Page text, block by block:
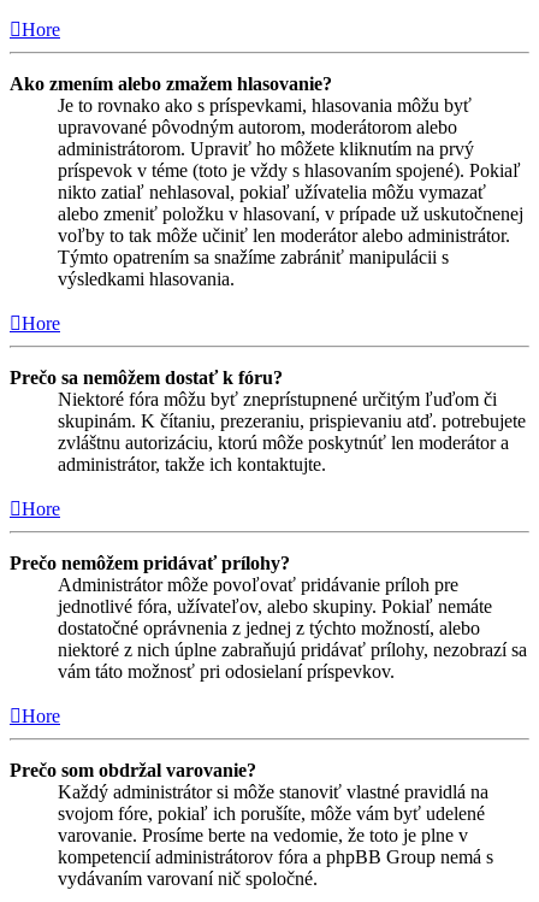
Hore
Ako zmením alebo zmažem hlasovanie?
Je to rovnako ako s príspevkami, hlasovania môžu byť
upravované pôvodným autorom, moderátorom alebo
administrátorom. Upraviť ho môžete kliknutím na prvý
príspevok v téme (toto je vždy s hlasovaním spojené). Pokiaľ
nikto zatiaľ nehlasoval, pokiaľ užívatelia môžu vymazať
alebo zmeniť položku v hlasovaní, v prípade už uskutočnenej
voľby to tak môže učiniť len moderátor alebo administrátor.
Týmto opatrením sa snažíme zabrániť manipulácii s
výsledkami hlasovania.
Hore
Prečo sa nemôžem dostať k fóru?
Niektoré fóra môžu byť zneprístupnené určitým ľuďom či
skupinám. K čítaniu, prezeraniu, prispievaniu atď. potrebujete
zvláštnu autorizáciu, ktorú môže poskytnúť len moderátor a
administrátor, takže ich kontaktujte.
Hore
Prečo nemôžem pridávať prílohy?
Administrátor môže povoľovať pridávanie príloh pre
jednotlivé fóra, užívateľov, alebo skupiny. Pokiaľ nemáte
dostatočné oprávnenia z jednej z týchto možností, alebo
niektoré z nich úplne zabraňujú pridávať prílohy, nezobrazí sa
vám táto možnosť pri odosielaní príspevkov.
Hore
Prečo som obdržal varovanie?
Každý administrátor si môže stanoviť vlastné pravidlá na
svojom fóre, pokiaľ ich porušíte, môže vám byť udelené
varovanie. Prosíme berte na vedomie, že toto je plne v
kompetencií administrátorov fóra a phpBB Group nemá s
vydávaním varovaní nič spoločné.